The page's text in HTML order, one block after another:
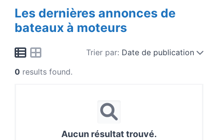
Les dernières annonces de
bateaux à moteurs
Trier par: Date de publication
0 results found.
Aucun résultat trouvé.